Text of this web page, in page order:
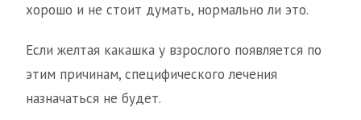
хорошо и не стоит думать, нормально ли это.
Если желтая какашка у взрослого появляется по
этим причинам, специфического лечения
назначаться не будет.